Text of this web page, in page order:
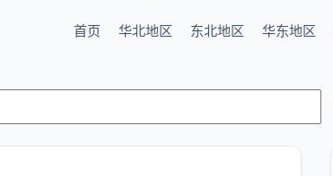
首页 华北地区 东北地区 华东地区